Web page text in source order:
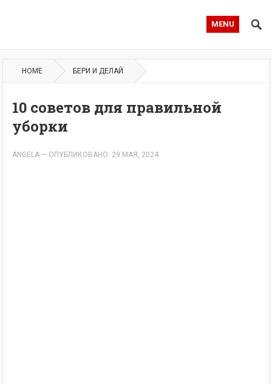
MENU
HOME БЕРИ И ДЕЛАЙ
10 советов для правильной
уборки
ANGELA — ОПУБЛИКОВАНО: 29 МАЯ, 2024